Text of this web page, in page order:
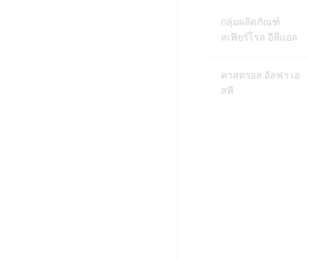
กลุ่มผลิตภัณฑ์
สเฟียร์โรล อีพีแอล
คาสตรอล อัลฟา เอ
สพี